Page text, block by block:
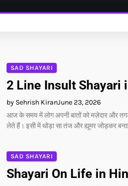
SAD SHAYARI
2 Line Insult Shayari
by Sehrish KiranJune 23, 2026
आज के समय में लोग अपनी बातों को मज़ेदार और
लेते हैं। इसी में थोड़ा सा तंज और ह्यूमर जोड़कर
SAD SHAYARI
Shayari On Life in